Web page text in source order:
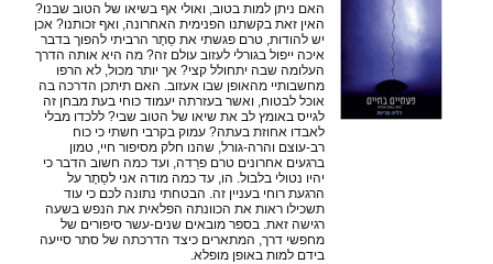
האם ניתן למות בטוב, ואולי אף בשיאו של הטוב שבנו?
האין זאת בקשתנו הפנימית האחרונה, ואף זכותנו? אכן
יש להודות, טרם פגשתי את סֵתֶר הרביתי להפוך בדבר
איכה ייפול בגורלי לעזוב עולם זה? מה היא אותה הדרך
העלומה שבה יתחולל קצי? אך יותר מכול, לא הרפו
מחשבותיי מהאופן שבו אעזוב. האם תיתכן הדרכה בה
אוכל לבטוח, ואשר בעזרתה יעמוד כוחי בעת מבחן זה
לגייס באומץ לב את שיאו של הטוב שבי? ללכדו מבלי
לאבדו אחוזת בעתה? עמוק בקרבי חשתי כי כוח
רב-עוצם והרה-גורל, שהנו חלק מסיפור חיי, טמון
ברגעים אחרונים טרם פרֵדה, ועד כמה חשוב הדבר כי
יהיו נטולי בלבול. הו, עד כמה מודה אני לסֵתֶר על
הרגעת רוחי בעניין זה. הבטחתי נתונה לכם כי עוד
תשכילו ראות את הכוונתה הפלאית את הנפש בשעה
רגישה זאת. בספר מובאים שנים-עשר סיפורים של
מחפשי דרך, המתארים כיצד הדרכתה של סתר סייעה
בידם למות באופן מופלא.